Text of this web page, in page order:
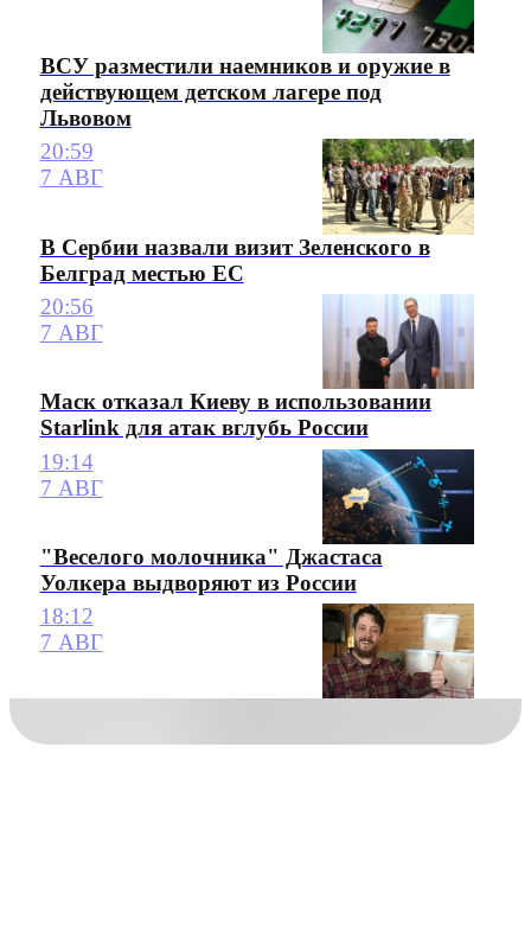
ВСУ разместили наемников и оружие в
действующем детском лагере под
Львовом
20:59
7 АВГ
В Сербии назвали визит Зеленского в
Белград местью ЕС
20:56
7 АВГ
Маск отказал Киеву в использовании
Starlink для атак вглубь России
19:14
7 АВГ
"Веселого молочника" Джастаса
Уолкера выдворяют из России
18:12
7 АВГ